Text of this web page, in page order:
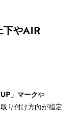
下やAIR
UP」マークや
り付け方向が指定